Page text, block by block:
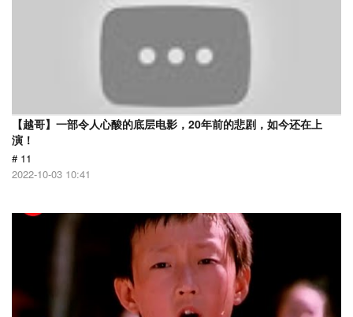
【越哥】一部令人心酸的底层电影，20年前的悲剧，如今还在上
演！
# 11
2022-10-03 10:41